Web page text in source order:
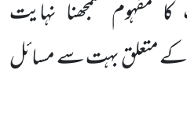
مفہوم سمجھنا نہایت
کے متعلق بہت سے مسائل